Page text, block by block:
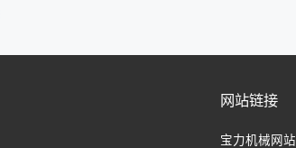
网站链接
宝力机械网站